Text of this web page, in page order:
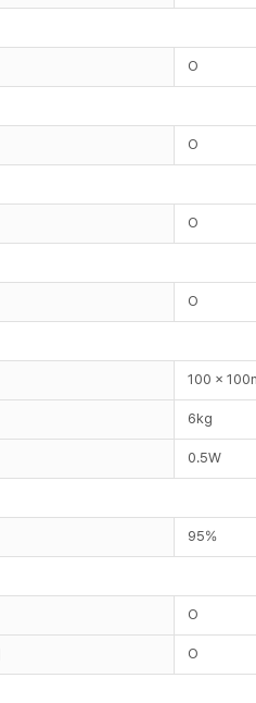
O
O
O
O
100 x
6kg
0.5W
95%
O
O